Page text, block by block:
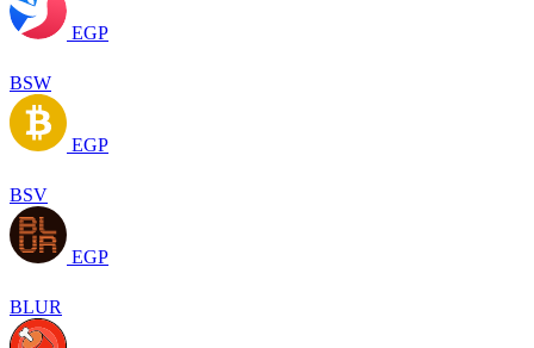
EGP
BSW
EGP
BSV
EGP
BLUR